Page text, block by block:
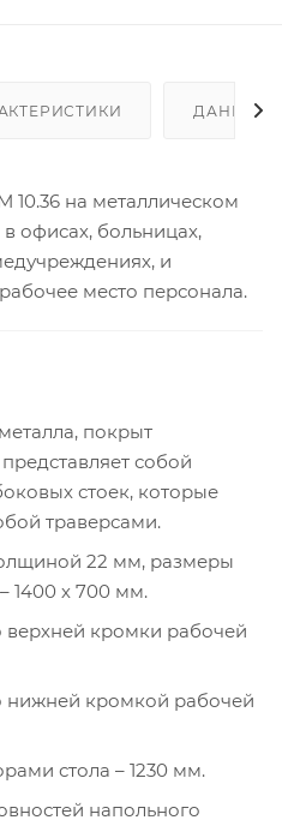
ДАННЫЕ
на металлическом
в офисах, больницах,
и
место персонала.
покрыт
собой
стоек, которые
траверсами.
22 мм, размеры
1400 х 700 мм.
верхней кромки рабочей
нижней кромкой рабочей
стола – 1230 мм.
напольного